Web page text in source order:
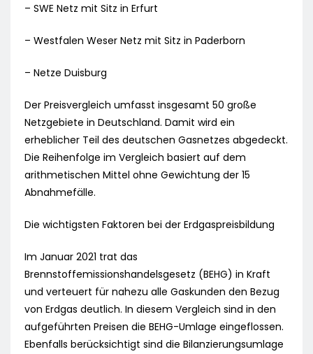
– SWE Netz mit Sitz in Erfurt
– Westfalen Weser Netz mit Sitz in Paderborn
– Netze Duisburg
Der Preisvergleich umfasst insgesamt 50 große
Netzgebiete in Deutschland. Damit wird ein
erheblicher Teil des deutschen Gasnetzes abgedeckt.
Die Reihenfolge im Vergleich basiert auf dem
arithmetischen Mittel ohne Gewichtung der 15
Abnahmefälle.
Die wichtigsten Faktoren bei der Erdgaspreisbildung
Im Januar 2021 trat das
Brennstoffemissionshandelsgesetz (BEHG) in Kraft
und verteuert für nahezu alle Gaskunden den Bezug
von Erdgas deutlich. In diesem Vergleich sind in den
aufgeführten Preisen die BEHG-Umlage eingeflossen.
Ebenfalls berücksichtigt sind die Bilanzierungsumlage